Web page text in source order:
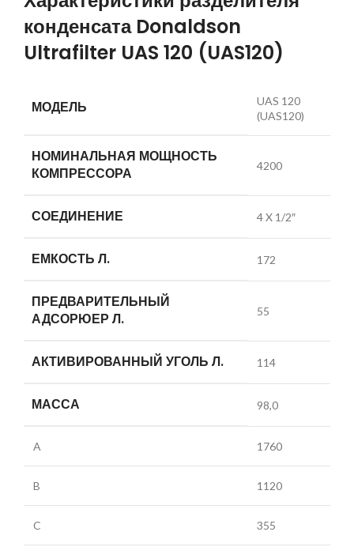
конденсата Donaldson
Ultrafilter UAS 120 (UAS120)
МОДЕЛЬ
UAS 120
(UAS120)
НОМИНАЛЬНАЯ МОЩНОСТЬ
КОМПРЕССОРА
4200
СОЕДИНЕНИЕ 4 X 1/2″
ЕМКОСТЬ Л. 172
ПРЕДВАРИТЕЛЬНЫЙ
АДСОРЮЕР Л.
55
АКТИВИРОВАННЫЙ УГОЛЬ Л. 114
МАССА 98,0
A 1760
B 1120
C 355